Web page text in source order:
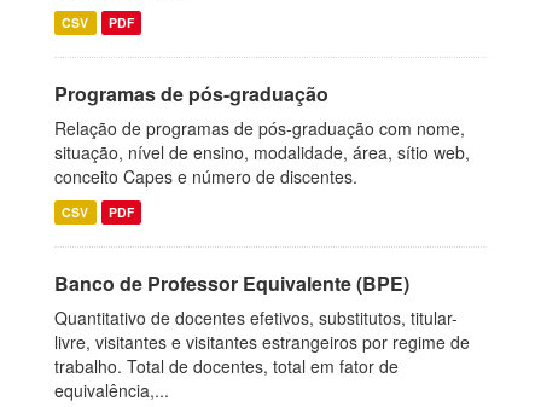
CSV PDF
Programas de pós-graduação
Relação de programas de pós-graduação com nome,
situação, nível de ensino, modalidade, área, sítio web,
conceito Capes e número de discentes.
CSV PDF
Banco de Professor Equivalente (BPE)
Quantitativo de docentes efetivos, substitutos, titular-
livre, visitantes e visitantes estrangeiros por regime de
trabalho. Total de docentes, total em fator de
equivalência,...